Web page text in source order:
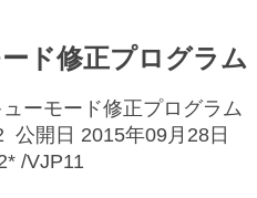
ド修正プログラム
ーモード修正プログラム
公開日 2015年09月28日
/VJP11